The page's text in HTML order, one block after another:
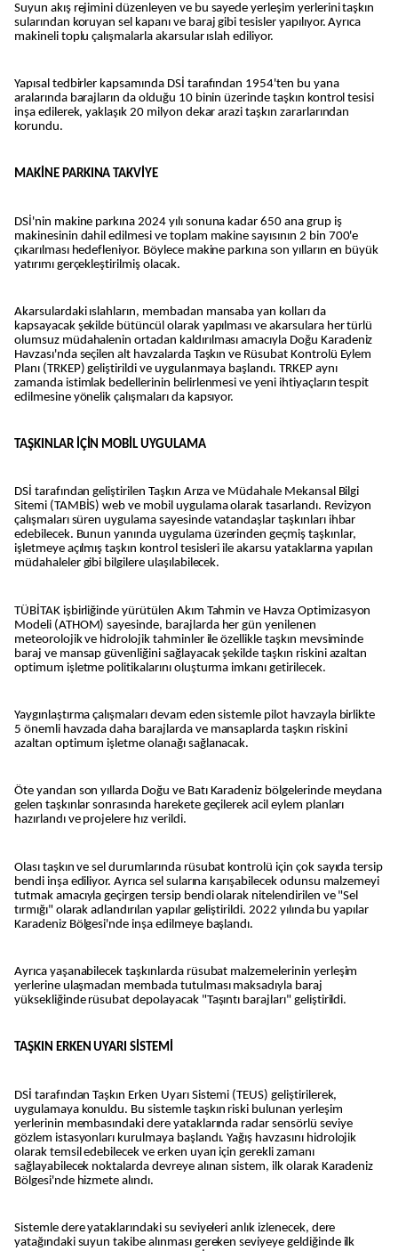
Suyun akış rejimini düzenleyen ve bu sayede yerleşim yerlerini taşkın
sularından koruyan sel kapanı ve baraj gibi tesisler yapılıyor. Ayrıca
makineli toplu çalışmalarla akarsular ıslah ediliyor.
Yapısal tedbirler kapsamında DSİ tarafından 1954'ten bu yana
aralarında barajların da olduğu 10 binin üzerinde taşkın kontrol tesisi
inşa edilerek, yaklaşık 20 milyon dekar arazi taşkın zararlarından
korundu.
MAKİNE PARKINA TAKVİYE
DSİ'nin makine parkına 2024 yılı sonuna kadar 650 ana grup iş
makinesinin dahil edilmesi ve toplam makine sayısının 2 bin 700'e
çıkarılması hedefleniyor. Böylece makine parkına son yılların en büyük
yatırımı gerçekleştirilmiş olacak.
Akarsulardaki ıslahların, membadan mansaba yan kolları da
kapsayacak şekilde bütüncül olarak yapılması ve akarsulara her türlü
olumsuz müdahalenin ortadan kaldırılması amacıyla Doğu Karadeniz
Havzası'nda seçilen alt havzalarda Taşkın ve Rüsubat Kontrolü Eylem
Planı (TRKEP) geliştirildi ve uygulanmaya başlandı. TRKEP aynı
zamanda istimlak bedellerinin belirlenmesi ve yeni ihtiyaçların tespit
edilmesine yönelik çalışmaları da kapsıyor.
TAŞKINLAR İÇİN MOBİL UYGULAMA
DSİ tarafından geliştirilen Taşkın Arıza ve Müdahale Mekansal Bilgi
Sitemi (TAMBİS) web ve mobil uygulama olarak tasarlandı. Revizyon
çalışmaları süren uygulama sayesinde vatandaşlar taşkınları ihbar
edebilecek. Bunun yanında uygulama üzerinden geçmiş taşkınlar,
işletmeye açılmış taşkın kontrol tesisleri ile akarsu yataklarına yapılan
müdahaleler gibi bilgilere ulaşılabilecek.
TÜBİTAK işbirliğinde yürütülen Akım Tahmin ve Havza Optimizasyon
Modeli (ATHOM) sayesinde, barajlarda her gün yenilenen
meteorolojik ve hidrolojik tahminler ile özellikle taşkın mevsiminde
baraj ve mansap güvenliğini sağlayacak şekilde taşkın riskini azaltan
optimum işletme politikalarını oluşturma imkanı getirilecek.
Yaygınlaştırma çalışmaları devam eden sistemle pilot havzayla birlikte
5 önemli havzada daha barajlarda ve mansaplarda taşkın riskini
azaltan optimum işletme olanağı sağlanacak.
Öte yandan son yıllarda Doğu ve Batı Karadeniz bölgelerinde meydana
gelen taşkınlar sonrasında harekete geçilerek acil eylem planları
hazırlandı ve projelere hız verildi.
Olası taşkın ve sel durumlarında rüsubat kontrolü için çok sayıda tersip
bendi inşa ediliyor. Ayrıca sel sularına karışabilecek odunsu malzemeyi
tutmak amacıyla geçirgen tersip bendi olarak nitelendirilen ve "Sel
tırmığı" olarak adlandırılan yapılar geliştirildi. 2022 yılında bu yapılar
Karadeniz Bölgesi'nde inşa edilmeye başlandı.
Ayrıca yaşanabilecek taşkınlarda rüsubat malzemelerinin yerleşim
yerlerine ulaşmadan membada tutulması maksadıyla baraj
yüksekliğinde rüsubat depolayacak "Taşıntı barajları" geliştirildi.
TAŞKIN ERKEN UYARI SİSTEMİ
DSİ tarafından Taşkın Erken Uyarı Sistemi (TEUS) geliştirilerek,
uygulamaya konuldu. Bu sistemle taşkın riski bulunan yerleşim
yerlerinin membasındaki dere yataklarında radar sensörlü seviye
gözlem istasyonları kurulmaya başlandı. Yağış havzasını hidrolojik
olarak temsil edebilecek ve erken uyarı için gerekli zamanı
sağlayabilecek noktalarda devreye alınan sistem, ilk olarak Karadeniz
Bölgesi'nde hizmete alındı.
Sistemle dere yataklarındaki su seviyeleri anlık izlenecek, dere
yatağındaki suyun takibe alınması gereken seviyeye geldiğinde ilk